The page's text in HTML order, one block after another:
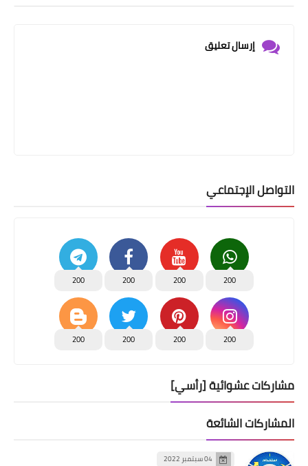
إرسال تعليق
التواصل الإجتماعي
200
200
200
200
200
200
200
200
مشاركات عشوائية [رأسي]
المشاركات الشائعة
04 سبتمبر 2022